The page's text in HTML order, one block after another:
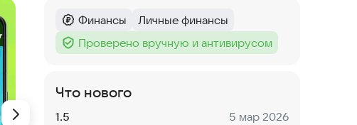
Категория:
Финансы
Тег :
Личные финансы
Тег :
Проверено вручную и антивирусом
Что нового
Версия:
1.5 Дата:
5 мар 2026